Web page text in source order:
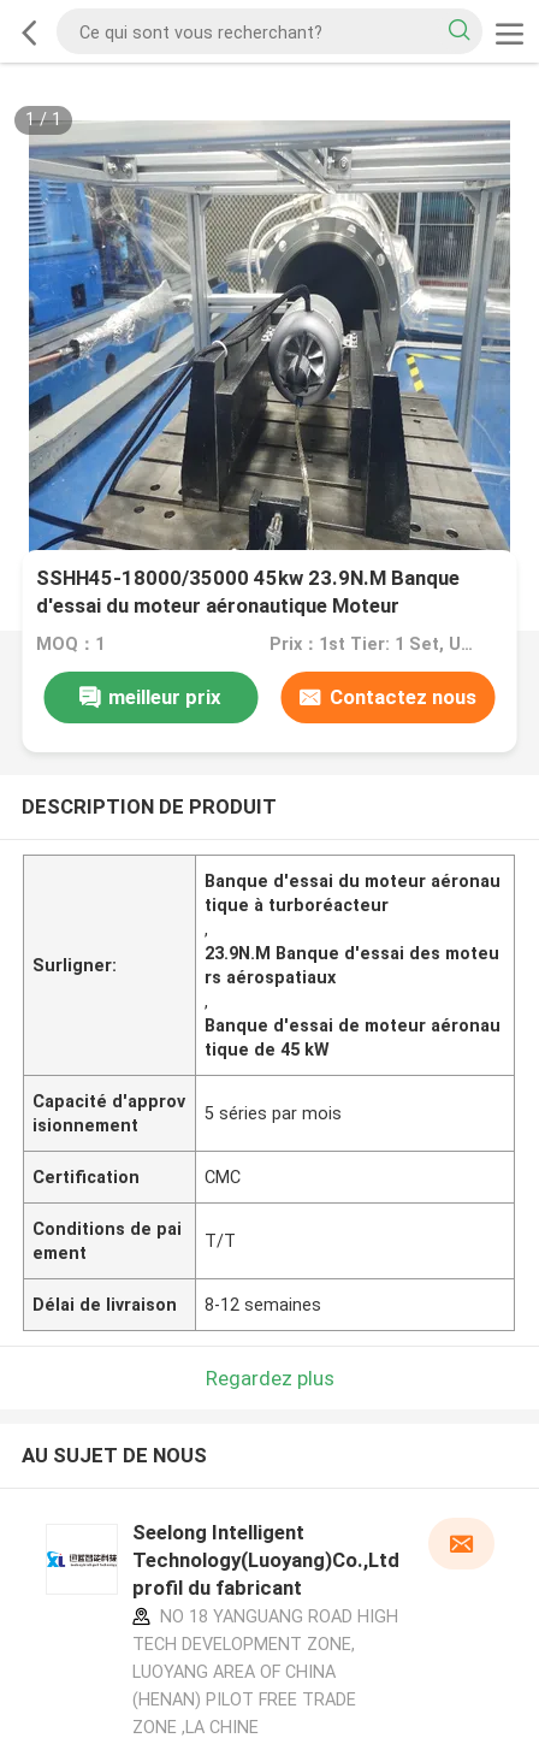
1/1
SSHH45-18000/35000 45kw 23.9N.M Banque
d'essai du moteur aéronautique Moteur
turboréacteur
MOQ：1 Prix：1st Tier: 1 Set, Unit Price USD 3.00 2nd Tier: 2-5 Sets, Unit Price USD 2.00 3rd Tier: Over 5 Sets, Unit Price USD 1.00
meilleur prix Contactez nous
DESCRIPTION DE PRODUIT
Surligner:
Banque d'essai du moteur aéronau
tique à turboréacteur
,
23.9N.M Banque d'essai des moteu
rs aérospatiaux
,
Banque d'essai de moteur aéronau
tique de 45 kW
Capacité d'approv
isionnement
5 séries par mois
Certification CMC
Conditions de pai
ement
T/T
Délai de livraison 8-12 semaines
Regardez plus
AU SUJET DE NOUS
Seelong Intelligent
Technology(Luoyang)Co.,Ltd
profil du fabricant
NO 18 YANGUANG ROAD HIGH
TECH DEVELOPMENT ZONE,
LUOYANG AREA OF CHINA
(HENAN) PILOT FREE TRADE
ZONE ,LA CHINE